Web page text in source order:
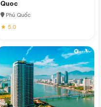
Quoc
Phú Quốc
★ 5.0